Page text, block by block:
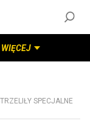
WIĘCEJ
SPECJALNE